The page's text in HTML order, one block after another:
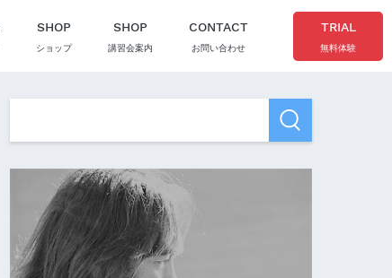
SHOP
ショップ
SHOP
講習会案内
CONTACT
お問い合わせ
TRIAL
無料体験